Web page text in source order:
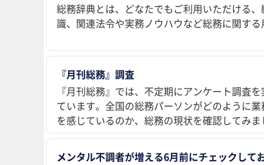
総務辞典とは、どなたでもご利用いただける
識、関連法令や実務ノウハウなど総務に関する
『月刊総務』調査
『月刊総務』では、不定期にアンケート調査
ています。全国の総務パーソンがどのように
を感じているのか、総務の現状を確認してみま
メンタル不調者が増える6月前にチェックして